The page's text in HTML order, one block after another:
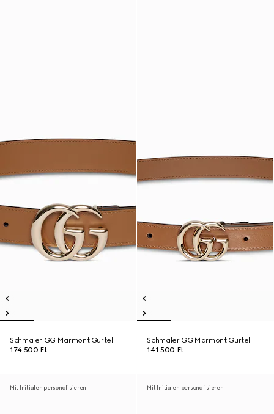
Schmaler GG Marmont Gürtel
174 500 Ft
Schmaler GG Marmont Gürtel
141 500 Ft
Mit Initialen personalisieren Mit Initialen personalisieren